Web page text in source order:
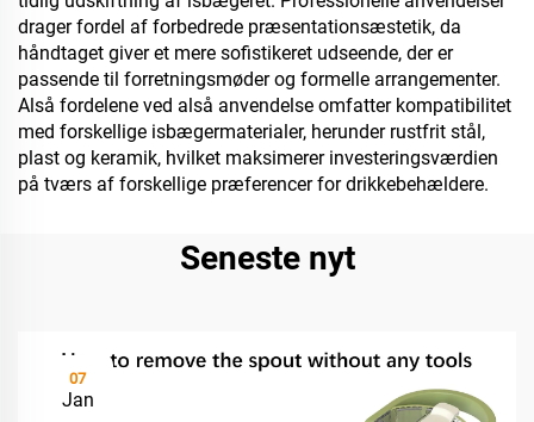
drager fordel af forbedrede præsentationsæstetik, da
håndtaget giver et mere sofistikeret udseende, der er
passende til forretningsmøder og formelle arrangementer.
Alså fordelene ved alså anvendelse omfatter kompatibilitet
med forskellige isbægermaterialer, herunder rustfrit stål,
plast og keramik, hvilket maksimerer investeringsværdien
på tværs af forskellige præferencer for drikkebehældere.
Seneste nyt
07
Jan